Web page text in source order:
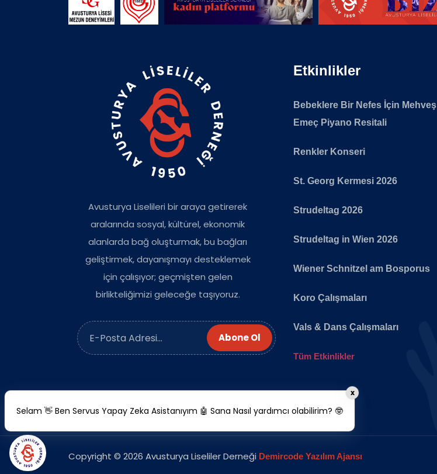
Avusturya Liselileri bir araya getirerek
aralarında sosyal, kültürel, ekonomik
alanlarda bağ oluşturmak, bu bağları
geliştirmek, dayanışmayı desteklemek
için çalışıyor; geçmişten gelen
birlikteliğimizi geleceğe taşıyoruz.
Abone Ol
Etkinlikler
Bebeklere Bir Nefes İçin Mehveş
Emeç Piyano Resitali
Renkler Konseri
St. Georg Kermesi 2026
Strudeltag 2026
Strudeltag in Wien 2026
Wiener Schnitzel am Bosporus
Koro Çalışmaları
Vals & Dans Çalışmaları
Tüm Etkinlikler
Copyright © 2026 Avusturya Liseliler Derneği Demircode Yazılım Ajansı
Selam 👋 Ben Servus Yapay Zeka Asistanıyım 🤖 Sana Nasıl yardımcı olabilirim? 🤓
x